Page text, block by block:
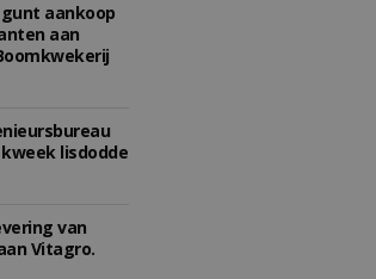
aankoop
aan
kweek lisdodde
van
Vitagro.